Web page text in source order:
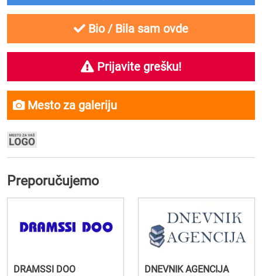
Bio / Bila sam ovde
Prijavite grešku!
Mesto za galeriju
Preporučujemo
DRAMSSI DOO DNEVNIK AGENCIJA